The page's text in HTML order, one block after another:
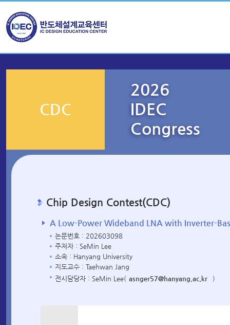
CDC
2026
IDEC
Congress
Chip Design Contest(CDC)
A Low-Power Wideband LNA with Inverter-
논문번호 : 202603098
주저자 : SeMin Lee
소속 : Hanyang University
지도교수 : Taehwan Jang
전시담당자 : SeMin Lee( asnger57@hanyang.ac.kr )